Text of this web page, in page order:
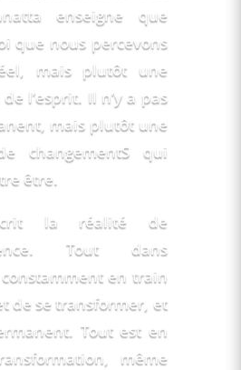
enseigne que
que nous percevons
mais plutôt une
l’esprit. Il n’y a pas
mais plutôt une
changementS qui
être.
la réalité de
Tout dans
constamment en train
de se transformer, et
Tout est en
même